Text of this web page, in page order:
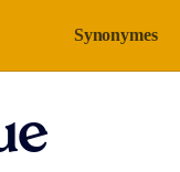
Synonymes